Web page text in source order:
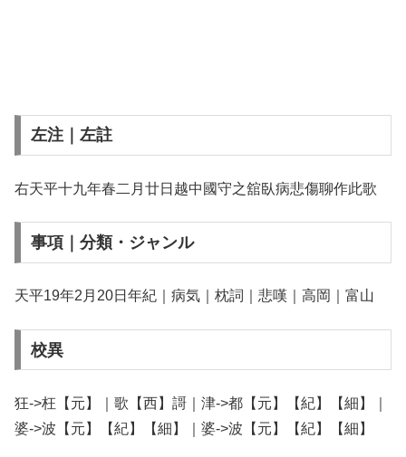
左注｜左註
右天平十九年春二月廿日越中國守之舘臥病悲傷聊作此歌
事項｜分類・ジャンル
天平19年2月20日年紀｜病気｜枕詞｜悲嘆｜高岡｜富山
校異
狂->枉【元】｜歌【西】謌｜津->都【元】【紀】【細】｜
婆->波【元】【紀】【細】｜婆->波【元】【紀】【細】